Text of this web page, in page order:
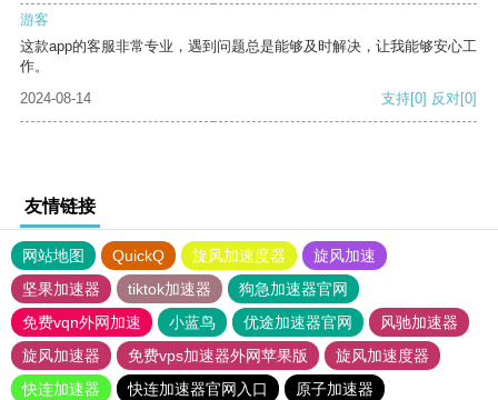
游客
这款app的客服非常专业，遇到问题总是能够及时解决，让我能够安心工
作。
2024-08-14
支持[0] 反对[0]
友情链接
网站地图 QuickQ 旋风加速度器
旋风加速
坚果加速器
tiktok加速器
狗急加速器官网
免费vqn外网加速
小蓝鸟 优途加速器官网
风驰加速器
旋风加速器
免费vps加速器外网苹果版
旋风加速度器
快连加速器
快连加速器官网入口
原子加速器